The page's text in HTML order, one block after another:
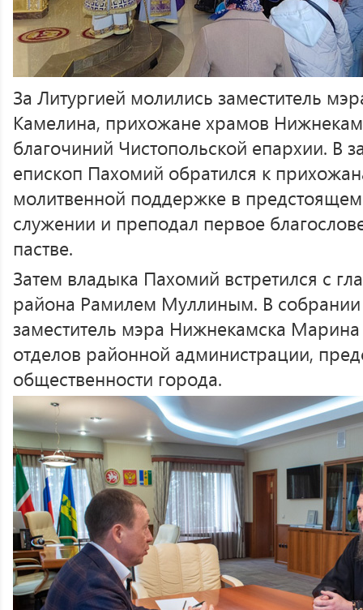
За Литургией молились заместитель
Камелина, прихожане храмов
благочиний Чистопольской епархии. В
епископ Пахомий обратился к
молитвенной поддержке в
служении и преподал первое
пастве.
Затем владыка Пахомий встретился с
района Рамилем Муллиным. В собрании
заместитель мэра Нижнекамска
отделов районной администрации,
общественности города.